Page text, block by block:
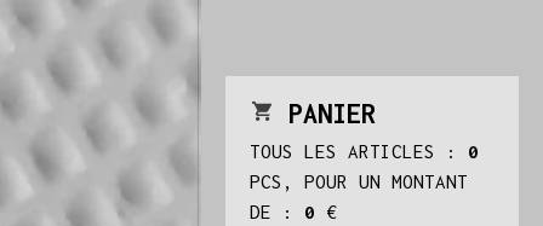
PANIER
TOUS LES ARTICLES : 0
PCS, POUR UN MONTANT
DE : 0 €